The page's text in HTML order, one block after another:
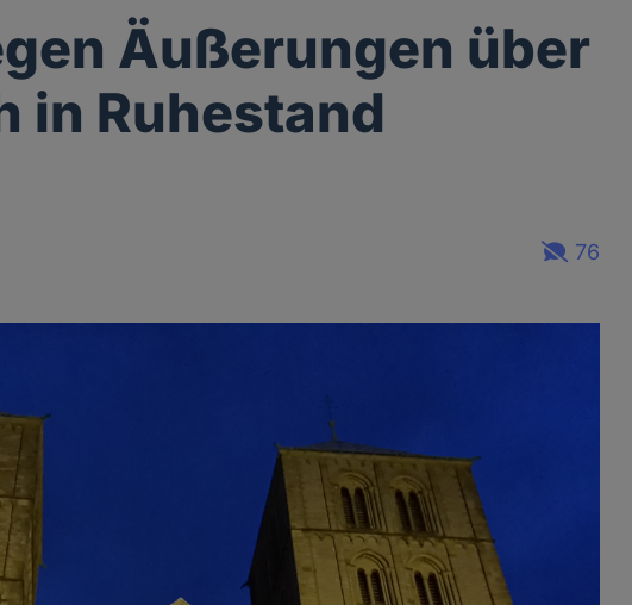
Äußerungen über
in Ruhestand
76